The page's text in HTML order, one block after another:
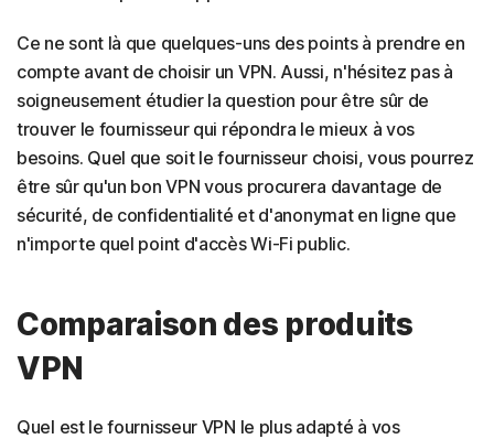
Ce ne sont là que quelques-uns des points à prendre en
compte avant de choisir un VPN. Aussi, n'hésitez pas à
soigneusement étudier la question pour être sûr de
trouver le fournisseur qui répondra le mieux à vos
besoins. Quel que soit le fournisseur choisi, vous pourrez
être sûr qu'un bon VPN vous procurera davantage de
sécurité, de confidentialité et d'anonymat en ligne que
n'importe quel point d'accès Wi-Fi public.
Comparaison des produits
VPN
Quel est le fournisseur VPN le plus adapté à vos